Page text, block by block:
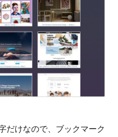
だけなので、ブックマーク